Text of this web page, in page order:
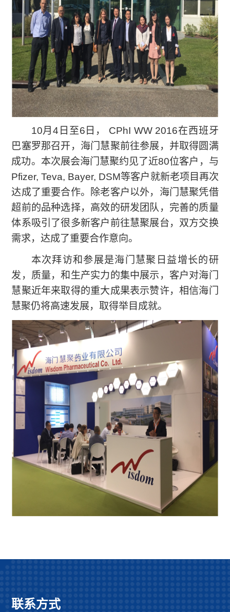
10月4日至6日， CPhI WW 2016在西班牙
巴塞罗那召开，海门慧聚前往参展，并取得圆满
成功。本次展会海门慧聚约见了近80位客户，与
Pfizer, Teva, Bayer, DSM等客户就新老项目再次
达成了重要合作。除老客户以外，海门慧聚凭借
超前的品种选择，高效的研发团队，完善的质量
体系吸引了很多新客户前往慧聚展台，双方交换
需求，达成了重要合作意向。
本次拜访和参展是海门慧聚日益增长的研
发，质量，和生产实力的集中展示，客户对海门
慧聚近年来取得的重大成果表示赞许，相信海门
慧聚仍将高速发展，取得举目成就。
联系方式